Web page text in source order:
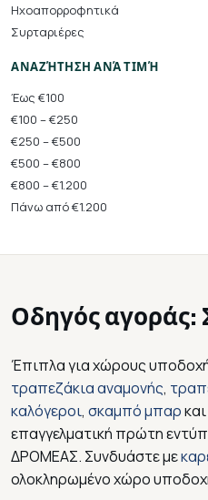
Ηχοαπορροφητικά
Συρταριέρες
ΑΝΑΖΉΤΗΣΗ ΑΝΆ ΤΙΜΉ
Έως €100
€100 – €250
€250 – €500
€500 – €800
€800 – €1.200
Πάνω από €1.200
Οδηγός αγοράς:
Έπιπλα για χώρους
τραπεζάκια αναμονής,
καλόγεροι, σκαμπό μπαρκαι
επαγγελματική πρώτη
ΔΡΟΜΕΑΣ. Συνδυάστε με
ολοκληρωμένο χώρο